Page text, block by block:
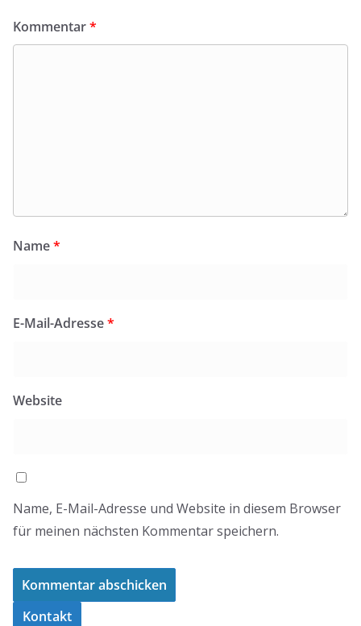
Kommentar*
Name*
E-Mail-Adresse*
Website
Name, E-Mail-Adresse und Website in diesem Browser
für meinen nächsten Kommentar speichern.
Kontakt